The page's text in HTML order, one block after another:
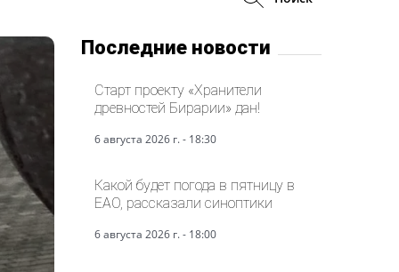
Последние новости
Старт проекту «Хранители
древностей Бирарии» дан!
6 августа 2026 г. - 18:30
Какой будет погода в пятницу в
ЕАО, рассказали синоптики
6 августа 2026 г. - 18:00